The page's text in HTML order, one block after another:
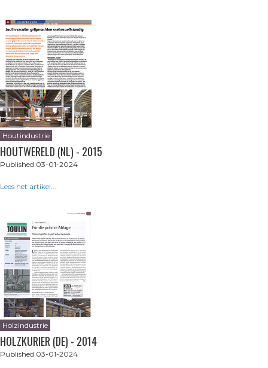
Houtindustrie
HOUTWERELD (NL) - 2015
Published 03-01-2024
Lees het artikel...
Holzindustrie
HOLZKURIER (DE) - 2014
Published 03-01-2024